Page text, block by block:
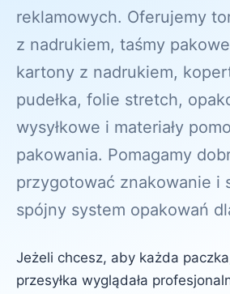
reklamowych. Oferujemy
z nadrukiem, taśmy
kartony z nadrukiem,
pudełka, folie stretch,
wysyłkowe i materiały
pakowania. Pomagamy
przygotować znakowanie i
spójny system opakowań
Jeżeli chcesz, aby każda
przesyłka wyglądała